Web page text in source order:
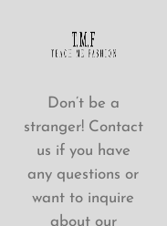
Don’t be a
stranger! Contact
us if you have
any questions or
want to inquire
about our